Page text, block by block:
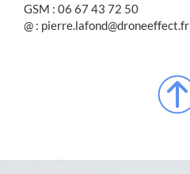
GSM : 06 67 43 72 50
@ : pierre.lafond@droneeffect.fr